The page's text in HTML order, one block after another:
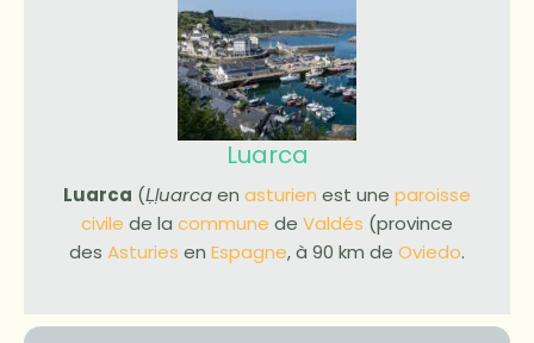
Luarca
Luarca (Ḷḷuarcaen asturien est une paroisse
civile de la commune de Valdés (province
des Asturies en Espagne, à 90 km de Oviedo.